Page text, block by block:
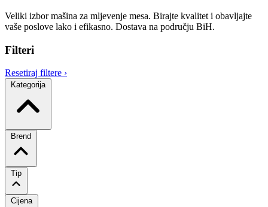
Veliki izbor mašina za mljevenje mesa. Birajte kvalitet i obavljajte
vaše poslove lako i efikasno. Dostava na području BiH.
Filteri
Resetiraj filtere ›
Kategorija
Brend
Tip
Cijena